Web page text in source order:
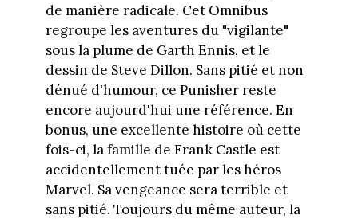
de manière radicale. Cet Omnibus
regroupe les aventures du "vigilante"
sous la plume de Garth Ennis, et le
dessin de Steve Dillon. Sans pitié et non
dénué d'humour, ce Punisher reste
encore aujourd'hui une référence. En
bonus, une excellente histoire où cette
fois-ci, la famille de Frank Castle est
accidentellement tuée par les héros
Marvel. Sa vengeance sera terrible et
sans pitié. Toujours du même auteur, la